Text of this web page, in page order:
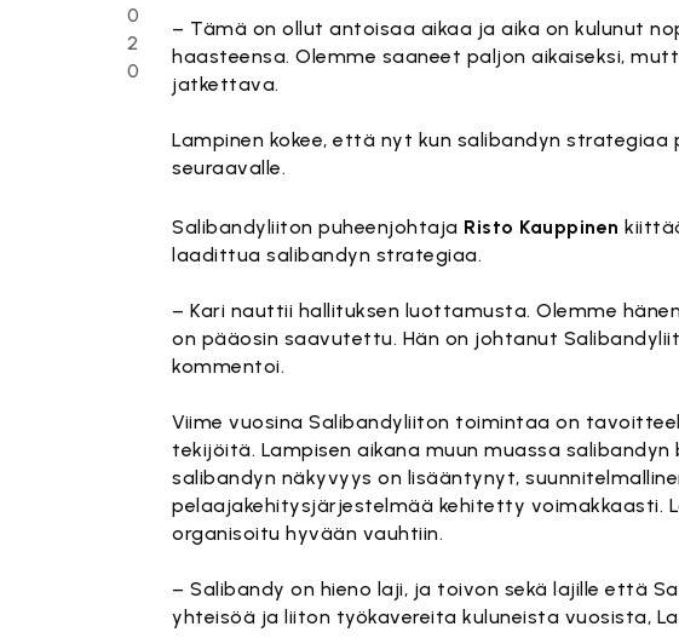
0
2
0
– Tämä on ollut antoisaa aikaa ja aika on kulunut
haasteensa. Olemme saaneet paljon aikaiseksi,
jatkettava.
Lampinen kokee, että nyt kun salibandyn
seuraavalle.
Salibandyliiton puheenjohtaja Risto Kauppinen
laadittua salibandyn strategiaa.
– Kari nauttii hallituksen luottamusta. Olemme
on pääosin saavutettu. Hän on johtanut
kommentoi.
Viime vuosina Salibandyliiton toimintaa on
tekijöitä. Lampisen aikana muun muassa
salibandyn näkyvyys on lisääntynyt,
pelaajakehitysjärjestelmää kehitetty voimakkaasti.
organisoitu hyvään vauhtiin.
– Salibandy on hieno laji, ja toivon sekä lajille että
yhteisöä ja liiton työkavereita kuluneista vuosista,